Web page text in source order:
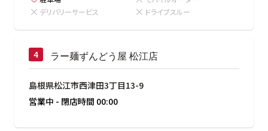
デリバリーサービス
ドライブスルー
ラー麺ずんどう屋 松江店
島根県松江市西津田3丁目13-9
営業中 - 閉店時間 00:00